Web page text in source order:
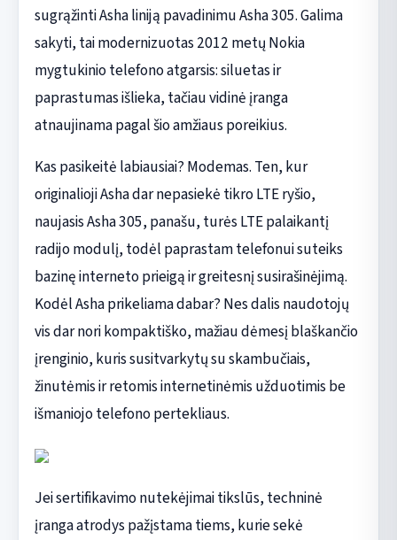
sugrąžinti Asha liniją pavadinimu Asha 305. Galima
sakyti, tai modernizuotas 2012 metų Nokia
mygtukinio telefono atgarsis: siluetas ir
paprastumas išlieka, tačiau vidinė įranga
atnaujinama pagal šio amžiaus poreikius.
Kas pasikeitė labiausiai? Modemas. Ten, kur
originalioji Asha dar nepasiekė tikro LTE ryšio,
naujasis Asha 305, panašu, turės LTE palaikantį
radijo modulį, todėl paprastam telefonui suteiks
bazinę interneto prieigą ir greitesnį susirašinėjimą.
Kodėl Asha prikeliama dabar? Nes dalis naudotojų
vis dar nori kompaktiško, mažiau dėmesį blaškančio
įrenginio, kuris susitvarkytų su skambučiais,
žinutėmis ir retomis internetinėmis užduotimis be
išmaniojo telefono pertekliaus.
Jei sertifikavimo nutekėjimai tikslūs, techninė
įranga atrodys pažįstama tiems, kurie sekė